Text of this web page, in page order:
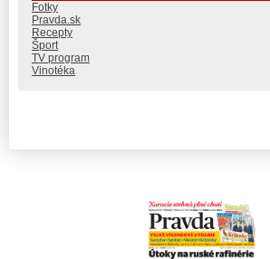
Fotky
Pravda.sk
Recepty
Šport
TV program
Vinotéka